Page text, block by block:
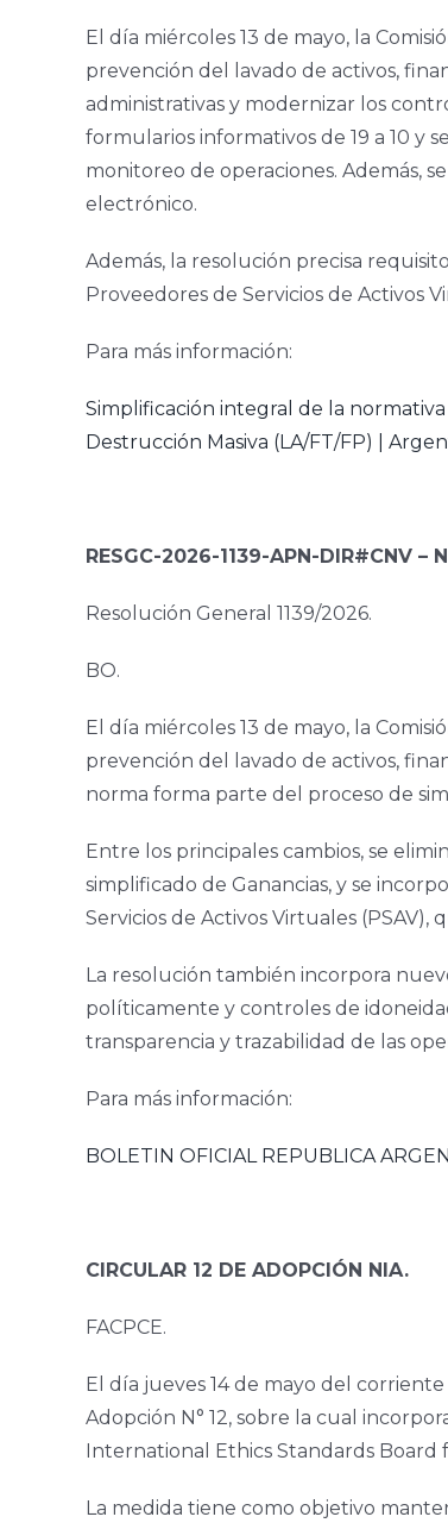
El día miércoles 13 de mayo, la
prevención del lavado de activos,
administrativas y modernizar los
formularios informativos de 19 a 10 y
monitoreo de operaciones. Además,
electrónico.
Además, la resolución precisa
Proveedores de Servicios de Activos
Para más información:
Simplificación integral de la
Destrucción Masiva (LA/FT/FP) |
RESGC-2026-1139-APN-DIR#CNV –
Resolución General 1139/2026.
BO.
El día miércoles 13 de mayo, la
prevención del lavado de activos,
norma forma parte del proceso de
Entre los principales cambios, se
simplificado de Ganancias, y se
Servicios de Activos Virtuales
La resolución también incorpora
políticamente y controles de
transparencia y trazabilidad de las
Para más información:
BOLETIN OFICIAL REPUBLICA
CIRCULAR 12 DE ADOPCIÓN NIA.
FACPCE.
El día jueves 14 de mayo del
Adopción N° 12, sobre la cual
International Ethics Standards
La medida tiene como objetivo